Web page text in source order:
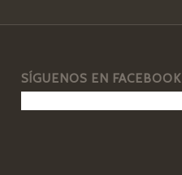
SÍGUENOS EN FACEBOOK